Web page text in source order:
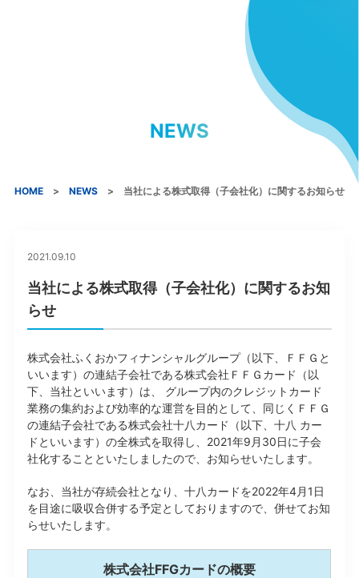
NEWS
HOME NEWS 当社による株式取得（子会社化）に関するお知らせ
2021.09.10
当社による株式取得（子会社化）に関するお知
らせ
株式会社ふくおかフィナンシャルグループ（以下、ＦＦＧと
いいます）の連結子会社である株式会社ＦＦＧカード（以
下、当社といいます）は、 グループ内のクレジットカード
業務の集約および効率的な運営を目的として、同じくＦＦＧ
の連結子会社である株式会社十八カード（以下、十八 カー
ドといいます）の全株式を取得し、2021年9月30日に子会
社化することといたしましたので、お知らせいたします。
なお、当社が存続会社となり、十八カードを2022年4月1日
を目途に吸収合併する予定としておりますので、併せてお知
らせいたします。
株式会社FFGカードの概要